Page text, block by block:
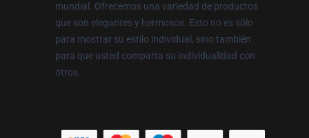
mundial. Ofrecemos una variedad de productos
que son elegantes y hermosos. Esto no es sólo
para mostrar su estilo individual, sino también
para que usted comparta su individualidad con
otros.